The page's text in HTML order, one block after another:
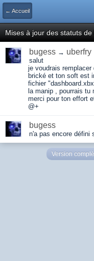
← Accueil
Mises à jour des statuts
bugess → uberfry
salut
je voudrais
brické et ton soft est
fichier
la manip , pourrais tu
merci pour ton effort
@+
bugess
n'a pas encore défini
Version